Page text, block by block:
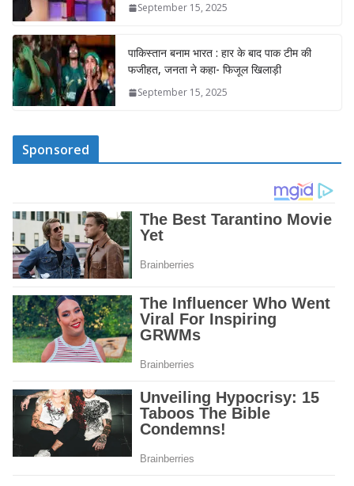
September 15, 2025
पाकिस्तान बनाम भारत : हार के बाद पाक टीम की
फजीहत, जनता ने कहा- फिजूल खिलाड़ी
September 15, 2025
Sponsored